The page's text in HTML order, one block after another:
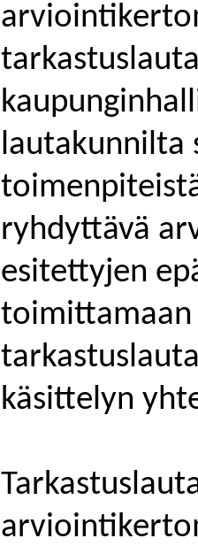
lautakunnilta
ryhdyttävä
esitettyjen
toimittamaan
käsittelyn